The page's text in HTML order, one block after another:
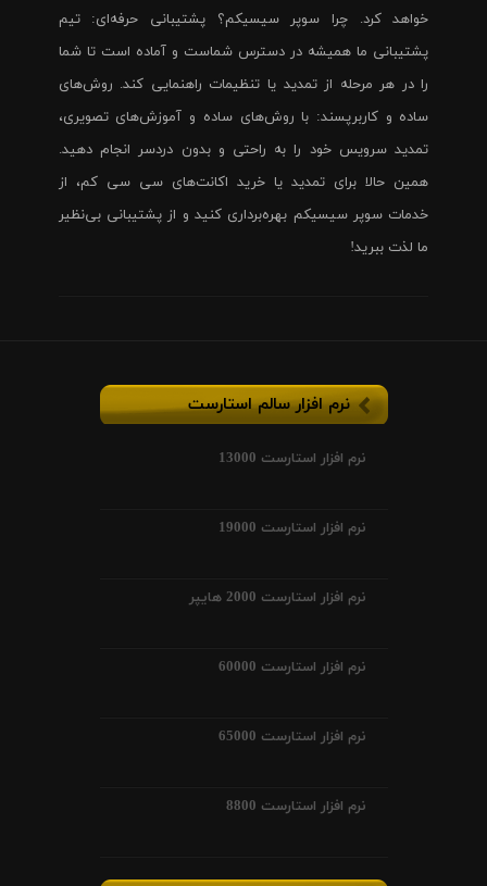
خواهد کرد. چرا سوپر سیسیکم؟ پشتیبانی حرفه‌ای: تیم
پشتیبانی ما همیشه در دسترس شماست و آماده است تا شما
را در هر مرحله از تمدید یا تنظیمات راهنمایی کند. روش‌های
ساده و کاربرپسند: با روش‌های ساده و آموزش‌های تصویری،
تمدید سرویس خود را به راحتی و بدون دردسر انجام دهید.
همین حالا برای تمدید یا خرید اکانت‌های سی سی کم، از
خدمات سوپر سیسیکم بهره‌برداری کنید و از پشتیبانی بی‌نظیر
ما لذت ببرید!
نرم افزار سالم استارست
نرم افزار استارست 13000
نرم افزار استارست 19000
نرم افزار استارست 2000 هایپر
نرم افزار استارست 60000
نرم افزار استارست 65000
نرم افزار استارست 8800